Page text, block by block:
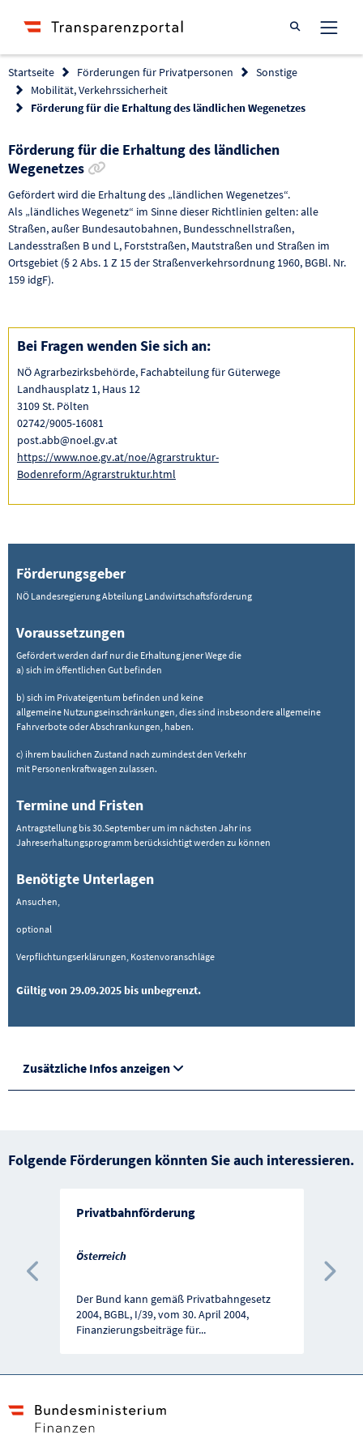
Suche öffnen
Startseite Förderungen für Privatpersonen
Sonstige
Mobilität, Verkehrssicherheit
Förderung für die Erhaltung des ländlichen Wegenetzes
Förderung für die Erhaltung des ländlichen
Wegenetzes
Gefördert wird die Erhaltung des „ländlichen Wegenetzes“.
Als „ländliches Wegenetz“ im Sinne dieser Richtlinien gelten: alle
Straßen, außer Bundesautobahnen, Bundesschnellstraßen,
Landesstraßen B und L, Forststraßen, Mautstraßen und Straßen im
Ortsgebiet (§ 2 Abs. 1 Z 15 der Straßenverkehrsordnung 1960, BGBl. Nr.
159 idgF).
Bei Fragen wenden Sie sich an:
NÖ Agrarbezirksbehörde, Fachabteilung für Güterwege
Landhausplatz 1, Haus 12
3109 St. Pölten
02742/9005-16081
post.abb@noel.gv.at
https://www.noe.gv.at/noe/Agrarstruktur-
Bodenreform/Agrarstruktur.html
Förderungsgeber
NÖ Landesregierung Abteilung Landwirtschaftsförderung
Voraussetzungen
Gefördert werden darf nur die Erhaltung jener Wege die
a) sich im öffentlichen Gut befinden
b) sich im Privateigentum befinden und keine
allgemeine Nutzungseinschränkungen, dies sind insbesondere allgemeine
Fahrverbote oder Abschrankungen, haben.
c) ihrem baulichen Zustand nach zumindest den Verkehr
mit Personenkraftwagen zulassen.
Termine und Fristen
Antragstellung bis 30.September um im nächsten Jahr ins
Jahreserhaltungsprogramm berücksichtigt werden zu können
Benötigte Unterlagen
Ansuchen,
optional
Verpflichtungserklärungen, Kostenvoranschläge
Gültig von 29.09.2025 bis unbegrenzt.
Zusätzliche Infos anzeigen
Folgende Förderungen könnten Sie auch interessieren.
Privatbahnförderung
Österreich
Der Bund kann gemäß Privatbahngesetz
2004, BGBL, I/39, vom 30. April 2004,
Finanzierungsbeiträge für...
Vorherige Förderung